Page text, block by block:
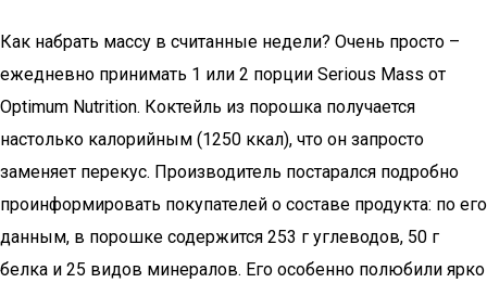
Как набрать массу в считанные недели? Очень просто –
ежедневно принимать 1 или 2 порции Serious Mass от
Optimum Nutrition. Коктейль из порошка получается
настолько калорийным (1250 ккал), что он запросто
заменяет перекус. Производитель постарался подробно
проинформировать покупателей о составе продукта: по его
данным, в порошке содержится 253 г углеводов, 50 г
белка и 25 видов минералов. Его особенно полюбили ярко